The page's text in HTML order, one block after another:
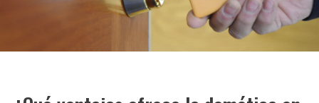
Forges G375
Spheris His